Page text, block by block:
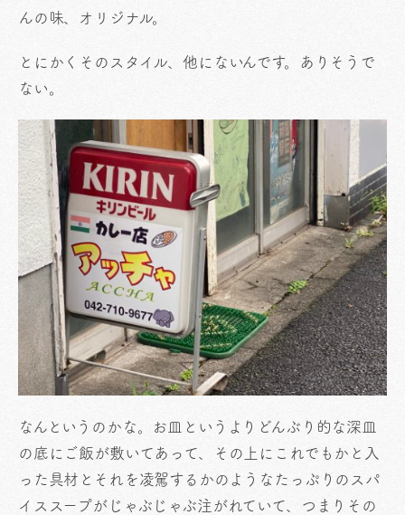
んの味、オリジナル。
とにかくそのスタイル、他にないんです。ありそうで
ない。
なんというのかな。お皿というよりどんぶり的な深皿
の底にご飯が敷いてあって、その上にこれでもかと入
った具材とそれを凌駕するかのようなたっぷりのスパ
イススープがじゃぶじゃぶ注がれていて、つまりその